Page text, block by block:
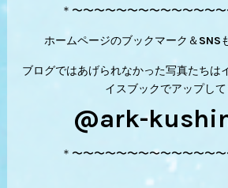
＊〜〜〜〜〜〜〜〜〜〜〜〜〜
ホームページのブックマーク＆SNS
ブログではあげられなかった写真たちは
イスブックでアップし
@ark-
＊〜〜〜〜〜〜〜〜〜〜〜〜〜